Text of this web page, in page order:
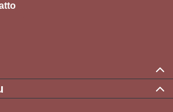
– opens in a new browser tab (external
Instagram – opens in a new browser tab
on Pinterest – opens in a new browser
on X – opens in a new browser tab